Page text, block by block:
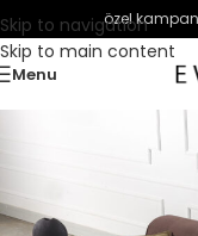
Skip to navigation
Skip to main content
özel
Menu